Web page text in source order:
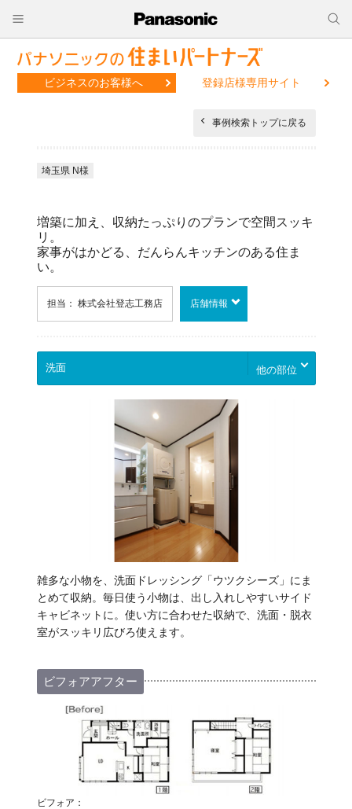
ビジネスのお客様へ 登録店様専用サイト
事例検索トップに戻る
埼玉県 N様
増築に加え、収納たっぷりのプランで空間スッキ
リ。
家事がはかどる、だんらんキッチンのある住ま
い。
担当： 株式会社登志工務店 店舗情報
他の部位
雑多な小物を、洗面ドレッシング「ウツクシーズ」にま
とめて収納。毎日使う小物は、出し入れしやすいサイド
キャビネットに。使い方に合わせた収納で、洗面・脱衣
室がスッキリ広びろ使えます。
ビフォアアフター
ビフォア：